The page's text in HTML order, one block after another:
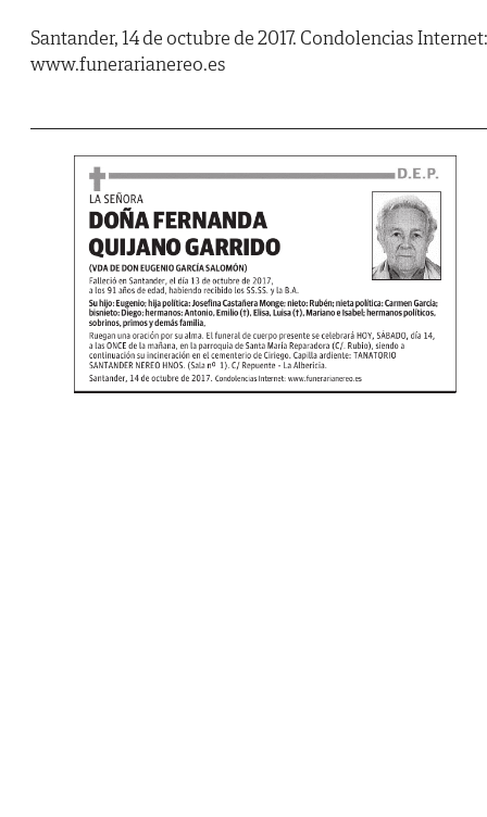
Santander, 14 de octubre de 2017. Condolencias Internet:
www.funerarianereo.es